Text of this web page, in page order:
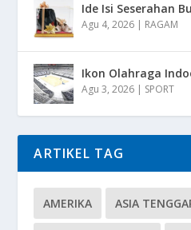
Ide Isi Seserahan
Agu 4, 2026 | RAGAM
Ikon Olahraga
Agu 3, 2026 | SPORT
ARTIKEL TAG
AMERIKA ASIA